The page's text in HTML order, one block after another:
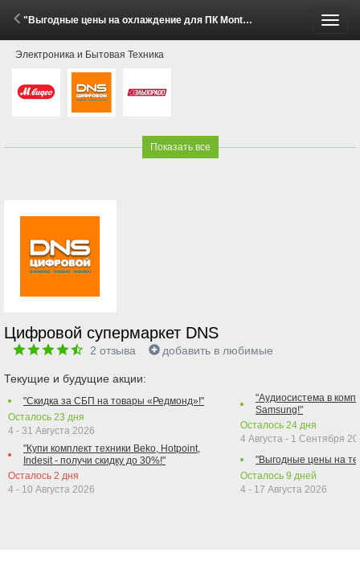
"Выгодные цены на охлаждение для ПК Montech!" (8 Мая - 8 Июня 2026)
Электроника и Бытовая Техника
Показать все
Цифровой супермаркет DNS
2 отзыва добавить в любимые
Текущие и будущие акции:
"Скидка за СБП на товары «Редмонд»!"
Осталось 23 дня
4 - 31 Августа 2026
"Купи комплект техники Beko, Hotpoint,
Indesit - получи скидку до 30%!"
Осталось 2 дня
4 - 10 Августа 2026
"Аудиосистема в
Samsung!"
Осталось 24 дня
4 Августа - 1 Сентября
"Выгодные цены на
Осталось 9 дней
4 - 17 Августа 2026